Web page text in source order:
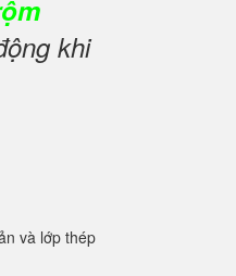
khi
và lớp thép